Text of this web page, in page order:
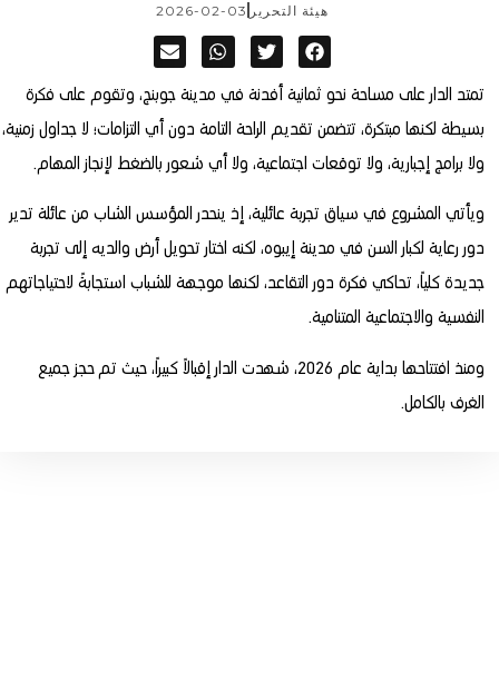
هيئة التحرير 2026-02-03
تمتد الدار على مساحة نحو ثمانية أفدنة في مدينة جوبنج، وتقوم على فكرة
بسيطة لكنها مبتكرة، تتضمن تقديم الراحة التامة دون أي التزامات؛ لا جداول زمنية،
ولا برامج إجبارية، ولا توقعات اجتماعية، ولا أي شعور بالضغط لإنجاز المهام.
ويأتي المشروع في سياق تجربة عائلية، إذ ينحدر المؤسس الشاب من عائلة تدير
دور رعاية لكبار السن في مدينة إيبوه، لكنه اختار تحويل أرض والديه إلى تجربة
جديدة كلياً، تحاكي فكرة دور التقاعد، لكنها موجهة للشباب استجابةً لاحتياجاتهم
النفسية والاجتماعية المتنامية.
ومنذ افتتاحها بداية عام 2026، شهدت الدار إقبالاً كبيراً، حيث تم حجز جميع
الغرف بالكامل.